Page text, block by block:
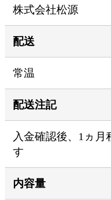
株式会社松源
配送
常温
配送注記
入金確認後、1ヵ月
す
内容量